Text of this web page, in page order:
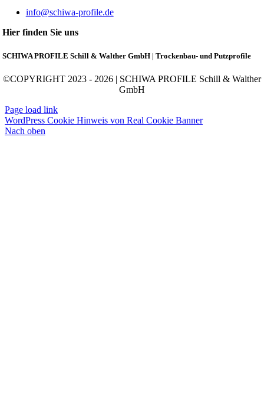
info@schiwa-profile.de
Hier finden Sie uns
SCHIWA PROFILE Schill & Walther GmbH | Trockenbau- und Putzprofile
©COPYRIGHT 2023 - 2026 | SCHIWA PROFILE Schill & Walther
GmbH
Page load link
WordPress Cookie Hinweis von Real Cookie Banner
Nach oben